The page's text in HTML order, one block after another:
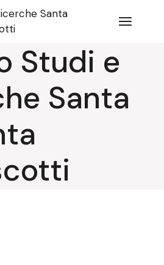
Santa
Studi e
Santa